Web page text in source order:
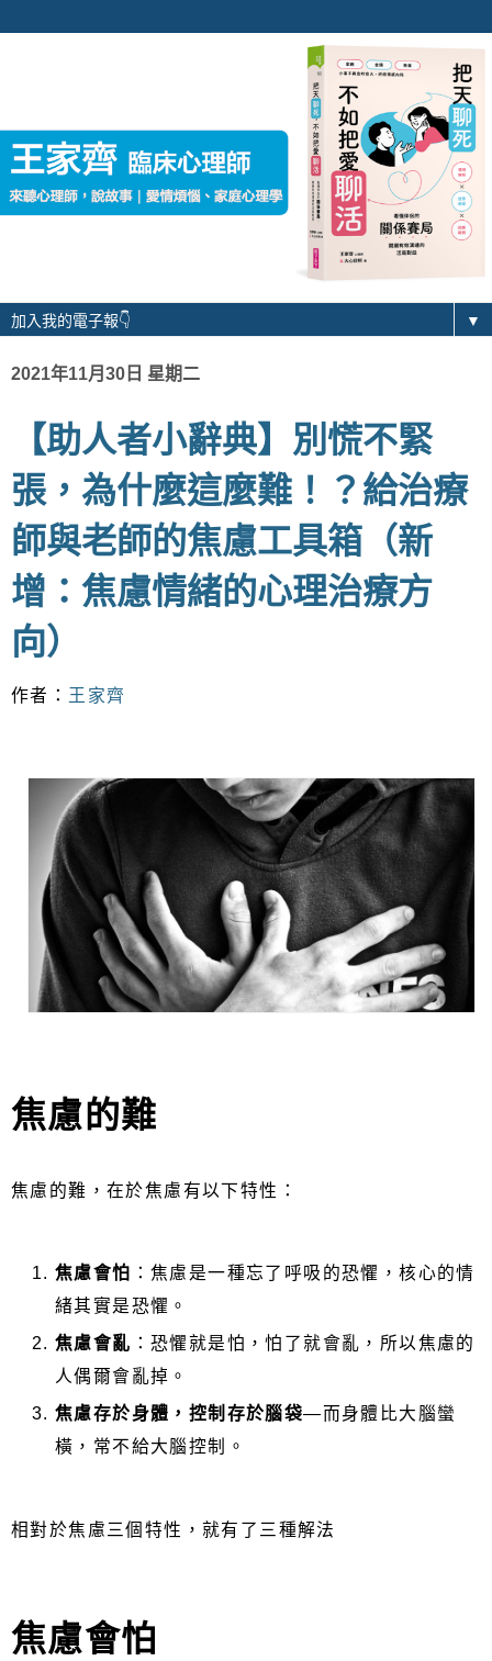
▼
2021年11月30日 星期二
【助人者小辭典】別慌不緊
張，為什麼這麼難！？給治療
師與老師的焦慮工具箱（新
增：焦慮情緒的心理治療方
向）
作者： 王家齊
焦慮的難
焦慮的難，在於焦慮有以下特性：
焦慮會怕 ：焦慮是一種忘了呼吸的恐懼，核心的情
緒其實是恐懼。
焦慮會亂 ：恐懼就是怕，怕了就會亂，所以焦慮的
人偶爾會亂掉。
焦慮存於身體，控制存於腦袋—而身體比大腦蠻
橫，常不給大腦控制。
相對於焦慮三個特性，就有了三種解法
焦慮會怕